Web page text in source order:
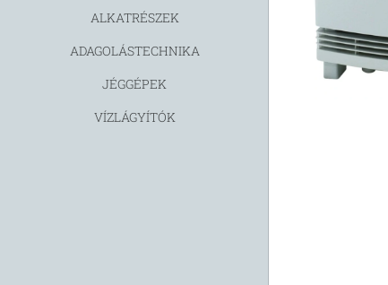
ALKATRÉSZEK
ADAGOLÁSTECHNIKA
JÉGGÉPEK
VÍZLÁGYÍTÓK